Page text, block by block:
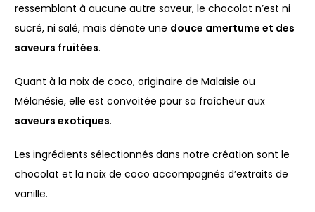
ressemblant à aucune autre saveur, le chocolat n’est ni
sucré, ni salé, mais dénote une douce amertume et des
saveurs fruitées.
Quant à la noix de coco, originaire de Malaisie ou
Mélanésie, elle est convoitée pour sa fraîcheur aux
saveurs exotiques.
Les ingrédients sélectionnés dans notre création sont le
chocolat et la noix de coco accompagnés d’extraits de
vanille.